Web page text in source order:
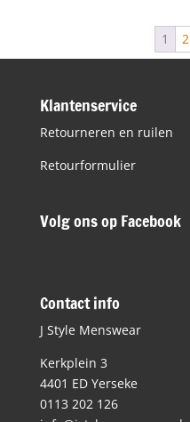
€69,99.
1 2
Klantenservice
Retourneren en ruilen
Retourformulier
Volg ons op Facebook
Contact info
J Style Menswear
Kerkplein 3
4401 ED Yerseke
0113 202 126